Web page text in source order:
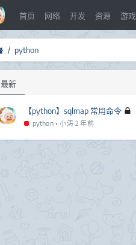
首页 网络 开发 资源 游戏
/ python
最新
【python】sqlmap 常用命令
python •小涛 2 年前